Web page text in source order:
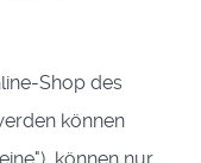
Shop des
können